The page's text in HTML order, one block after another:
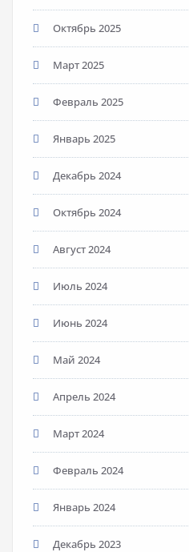
Октябрь 2025
Март 2025
Февраль 2025
Январь 2025
Декабрь 2024
Октябрь 2024
Август 2024
Июль 2024
Июнь 2024
Май 2024
Апрель 2024
Март 2024
Февраль 2024
Январь 2024
Декабрь 2023